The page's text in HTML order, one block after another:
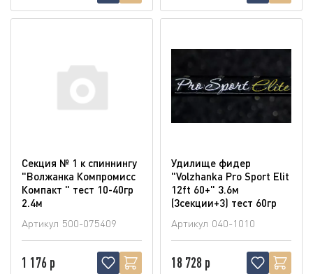
Секция № 1 к спиннингу
"Волжанка Компромисс
Компакт " тест 10-40гр
2.4м
Артикул 500-075409
1 176 р
Удилище фидер
"Volzhanka Pro Sport Elit
12ft 60+" 3.6м
(3секции+3) тест 60гр
Артикул 040-1010
18 728 р